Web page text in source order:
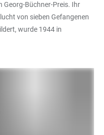
Georg-Büchner-Preis. Ihr
von sieben Gefangenen
wurde 1944 in